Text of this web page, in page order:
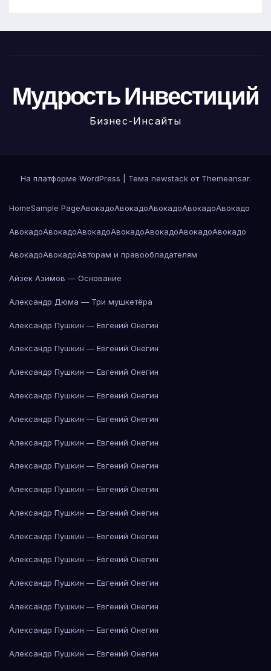
Мудрость Инвестиций
Бизнес-Инсайты
На платформе WordPress Тема newstack от Themeansar.
HomeSample PageАвокадоАвокадоАвокадоАвокадоАвокадо
АвокадоАвокадоАвокадоАвокадоАвокадоАвокадоАвокадо
АвокадоАвокадоАвторам и правообладателям
Айзек Азимов — Основание
Александр Дюма — Три мушкетёра
Александр Пушкин — Евгений Онегин
Александр Пушкин — Евгений Онегин
Александр Пушкин — Евгений Онегин
Александр Пушкин — Евгений Онегин
Александр Пушкин — Евгений Онегин
Александр Пушкин — Евгений Онегин
Александр Пушкин — Евгений Онегин
Александр Пушкин — Евгений Онегин
Александр Пушкин — Евгений Онегин
Александр Пушкин — Евгений Онегин
Александр Пушкин — Евгений Онегин
Александр Пушкин — Евгений Онегин
Александр Пушкин — Евгений Онегин
Александр Пушкин — Евгений Онегин
Александр Пушкин — Евгений Онегин